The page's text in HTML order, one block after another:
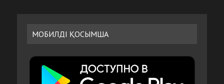
МОБИЛДІ ҚОСЫМША